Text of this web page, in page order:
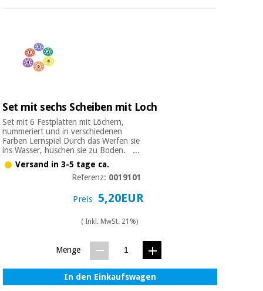
Veterinärmedizin
Orthopädie
Chirurgische
instrumente
(ausverkauf)
Set mit sechs Scheiben mit Loch
Set mit 6 Festplatten mit Löchern,
nummeriert und in verschiedenen
Farben Lernspiel Durch das Werfen sie
ins Wasser, huschen sie zu Boden. ...
Versand in 3-5 tage ca.
Referenz: 0019101
Preis 5,20EUR
( Inkl. MwSt. 21%)
Menge
In den Einkaufswagen